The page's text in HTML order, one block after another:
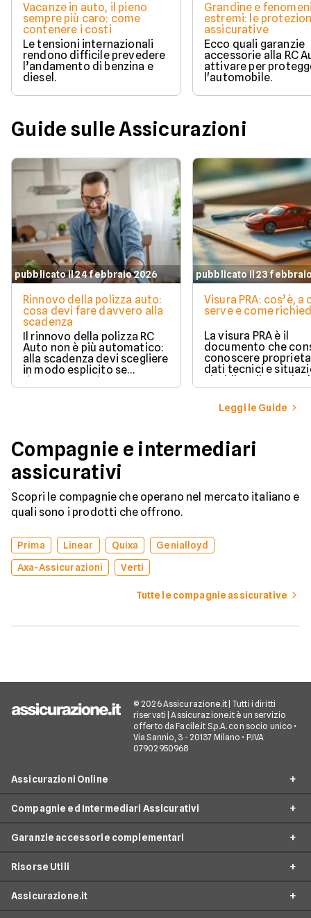
Vacanze in auto, il pieno
sempre più caro: come
contenere i costi
Le tensioni internazionali
rendono difficile prevedere
l’andamento di benzina e
diesel.
Grandine e
estremi: le
assicurative
Ecco quali garanzie
accessorie alla RC
attivare per
l'automobile.
Guide sulle Assicurazioni
pubblicato il 24 febbraio 2026
Rinnovo della polizza auto:
cosa devi fare davvero alla
scadenza
Il rinnovo della polizza RC
Auto non è più automatico:
alla scadenza devi scegliere
in modo esplicito se
compagnia o stipulare un
pubblicato il 23
Visura PRA: cos’è, a
serve e come
La visura PRA è il
documento che
conoscere
dati tecnici e
iscritto al Pubblico
Automobilistico.
Leggi le Guide
Compagnie e intermediari
assicurativi
Scopri le compagnie che operano nel mercato italiano e
quali sono i prodotti che offrono.
Prima Linear Quixa
Genialloyd
Axa-Assicurazioni
Verti
Tutte le compagnie assicurative
© 2026 Assicurazione.it | Tutti i diritti
riservati | Assicurazione.it è un servizio
offerto da Facile.it S.p.A. con socio unico •
Via Sannio, 3 - 20137 Milano • P.IVA
07902950968
Assicurazioni Online
RC Auto
RC Moto
Assicurazione Ciclomotore
Compagnie ed Intermediari Assicurativi
Allianz Direct
Prima.it
Garanzie accessorie complementari
Infortuni conducente
Risorse Utili
Assicurazione.it